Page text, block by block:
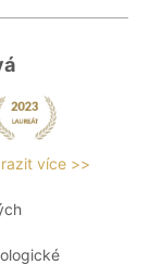
více >>